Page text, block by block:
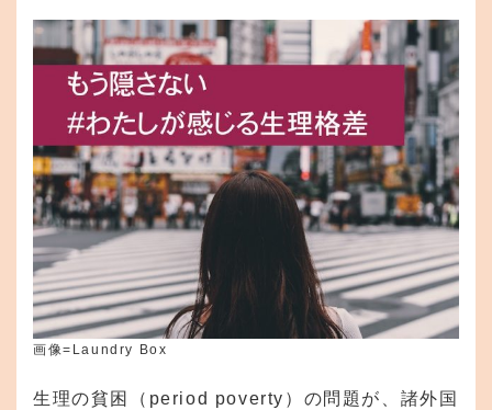
画像=Laundry Box
生理の貧困（period poverty）の問題が、諸外国